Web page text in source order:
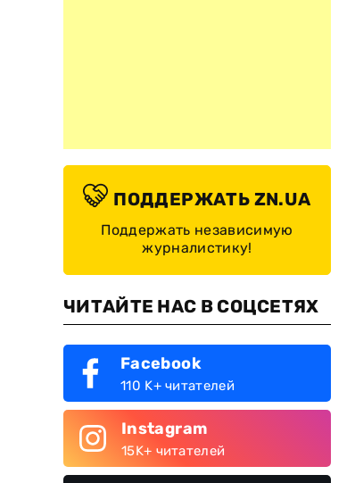
ПОДДЕРЖАТЬ ZN.UA
Поддержать независимую
журналистику!
ЧИТАЙТЕ НАС В СОЦСЕТЯХ
Facebook
110 K+ читателей
Instagram
15K+ читателей